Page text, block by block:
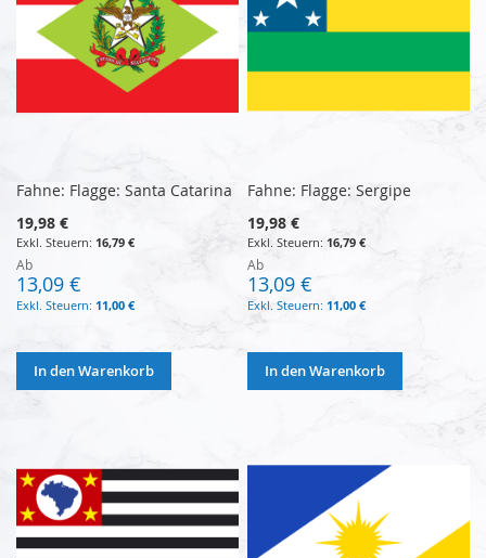
Fahne: Flagge: Santa Catarina
19,98 €
16,79 €
Ab
13,09 €
11,00 €
In den Warenkorb
Fahne: Flagge: Sergipe
19,98 €
16,79 €
Ab
13,09 €
11,00 €
In den Warenkorb